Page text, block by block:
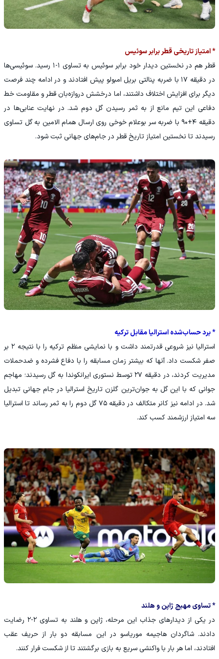
* امتیاز تاریخی قطر برابر سوئیس
قطر هم در نخستین دیدار خود برابر سوئیس به تساوی ۱-۱ رسید. سوئیسی‌ها
در دقیقه ۱۷ با ضربه پنالتی بریل امبولو پیش افتادند و در ادامه چند فرصت
دیگر برای افزایش اختلاف داشتند، اما درخشش دروازه‌بان قطر و مقاومت خط
دفاعی این تیم مانع از به ثمر رسیدن گل دوم شد. در نهایت عنابی‌ها در
دقیقه ۴+۹۰ با ضربه سر بوعلام خوخی روی ارسال همام الامین به گل تساوی
رسیدند تا نخستین امتیاز تاریخ قطر در جام‌های جهانی ثبت شود.
* برد حساب‌شده استرالیا مقابل ترکیه
استرالیا نیز شروعی قدرتمند داشت و با نمایشی منظم ترکیه را با نتیجه ۲ بر
صفر شکست داد. آنها که بیشتر زمان مسابقه را با دفاع فشرده و ضدحملات
مدیریت کردند، در دقیقه ۲۷ توسط نستوری ایرانکوندا به گل رسیدند؛ مهاجم
جوانی که با این گل به جوان‌ترین گلزن تاریخ استرالیا در جام جهانی تبدیل
شد. در ادامه نیز کانر متکالف در دقیقه ۷۵ گل دوم را به ثمر رساند تا استرالیا
سه امتیاز ارزشمند کسب کند.
* تساوی مهیج ژاپن و هلند
در یکی از دیدارهای جذاب این مرحله، ژاپن و هلند به تساوی ۲-۲ رضایت
دادند. شاگردان هاجیمه موریاسو در این مسابقه دو بار از حریف عقب
افتادند، اما هر بار با واکنشی سریع به بازی برگشتند تا از شکست فرار کنند.